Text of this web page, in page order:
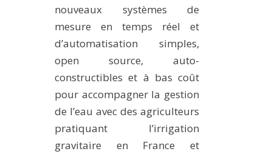
nouveaux systèmes de
mesure en temps réel et
d’automatisation simples,
open source, auto-
constructibles et à bas coût
pour accompagner la gestion
de l’eau avec des agriculteurs
pratiquant l’irrigation
gravitaire en France et